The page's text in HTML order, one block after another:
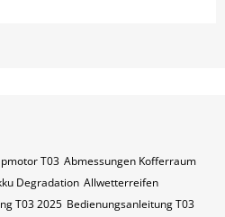
T03 Abmessungen Kofferraum
Degradation Allwetterreifen
T03 2025 Bedienungsanleitung T03